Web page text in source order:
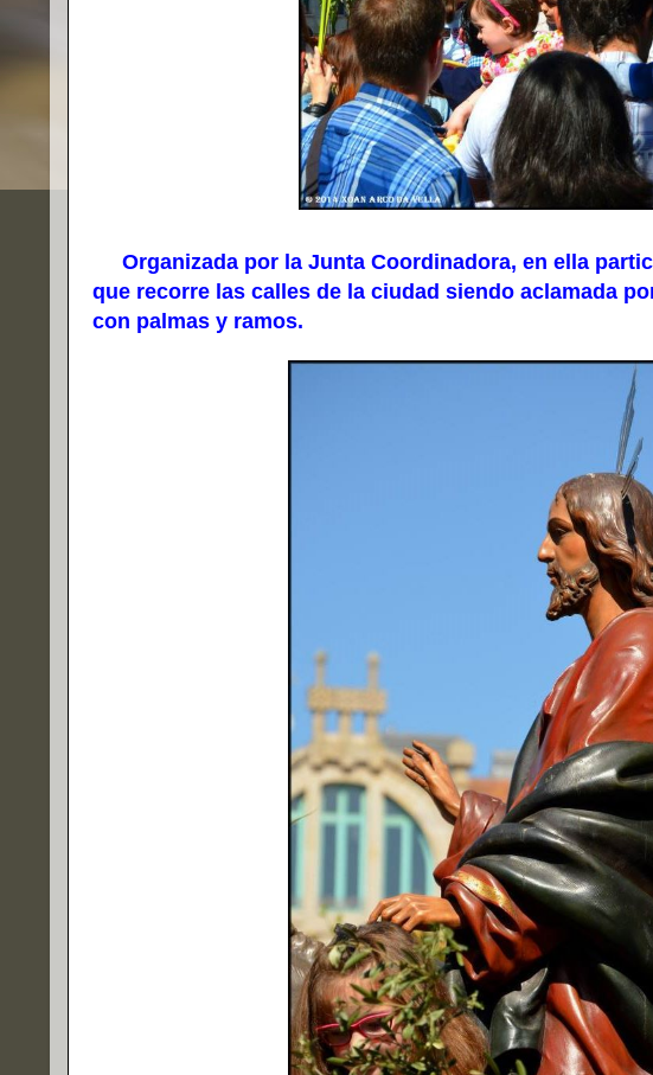
Organizada por la Junta Coordinadora, en ella
que recorre las calles de la ciudad siendo aclamada
con palmas y ramos.